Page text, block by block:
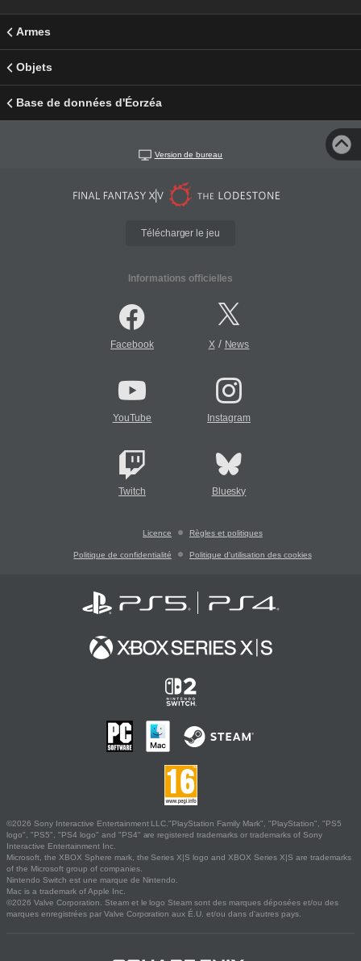
Armes
Objets
Base de données d'Éorzéa
Version de bureau
Télécharger le jeu
Informations officielles
Facebook X/ News
YouTube Instagram
Twitch Bluesky
Licence Règles et politiques
Politique de confidentialité Politique d'utilisation des cookies
©2026 Sony Interactive Entertainment LLC."PlayStation Family Mark", "PlayStation", "PS5
logo", "PS5", "PS4 logo" and "PS4" are registered trademarks or trademarks of Sony
Interactive Entertainment Inc.
Microsoft, the XBOX Sphere mark, the Series X|S logo and XBOX Series X|S are trademarks
of the Microsoft group of companies.
Nintendo Switch est une marque de Nintendo.
Mac is a trademark of Apple Inc.
©2026 Valve Corporation. Steam et le logo Steam sont des marques déposées et/ou des
marques enregistrées par Valve Corporation aux É.U. et/ou dans d'autres pays.